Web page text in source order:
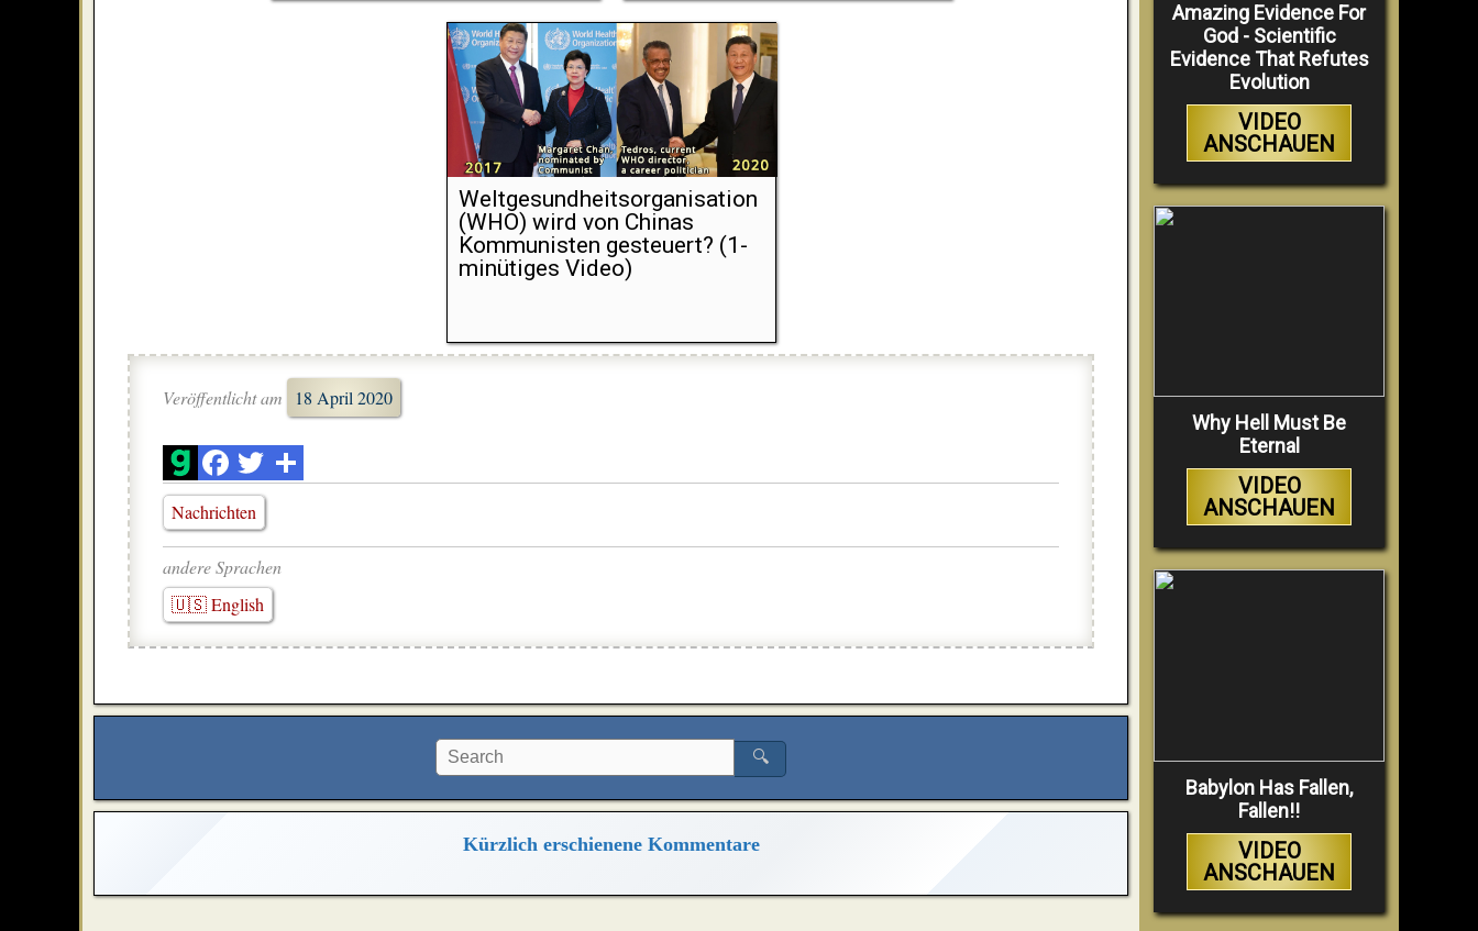
Weltgesundheitsorganisation
(WHO) wird von Chinas
Kommunisten gesteuert? (1-
minütiges Video)
Veröffentlicht am 18 April 2020
Nachrichten
andere Sprachen
🇺🇸 English
🔍
Kürzlich erschienene Kommentare
Amazing Evidence For
God - Scientific
Evidence That Refutes
Evolution
VIDEO
ANSCHAUEN
Why Hell Must Be
Eternal
VIDEO
ANSCHAUEN
Babylon Has Fallen,
Fallen!!
VIDEO
ANSCHAUEN